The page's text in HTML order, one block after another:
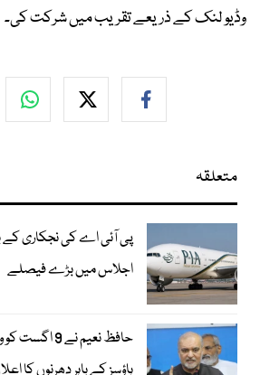
وڈیو لنک کے ذریعے تقریب میں شرکت کی۔
متعلقہ
پی آئی اے کی نجکاری کے
اجلاس میں بڑے فیصلے
حافظ نعیم نے
ہاؤسز کے باہر دھرنوں کا